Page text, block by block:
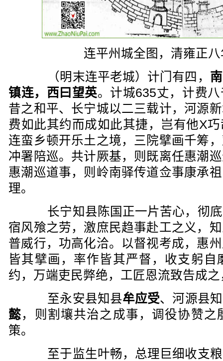
连平州城全图，清雍正
（明末连平老城）计门有四，
镇连，西曰望英。计城635丈，计费
昔之和平、长宁城以二三载计，河源
费如此其约而成如此其捷，岂有他X
连蛮乡顿开乐土之境，三院擘画千筹
冲署陪巡。共计厥基，则既离任惠潮
惠潮巡道事，则岭南驿传道佥事康承
理。
长宁知县陈国正一片苦心，彻底
宿风飱之劳，激庶民趋事赴工之义，
普威行，功高化洽。以督视考成，惠
皆其擘画，率作皆其严督，收支躬
约，万端吏民弊绝，工匠恩流致告成
至永安县知县牟应受、河源县
懿，则割壤共治之成事，调役协赞
策。
至于监生叶畅，总理巨细收支粮